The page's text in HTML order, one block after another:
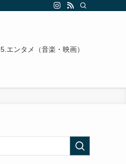
5.エンタメ（音楽・映画）